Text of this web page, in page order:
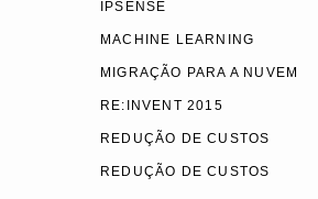
IPSENSE
MACHINE LEARNING
MIGRAÇÃO PARA A NUVEM
RE:INVENT 2015
REDUÇÃO DE CUSTOS
REDUÇÃO DE CUSTOS